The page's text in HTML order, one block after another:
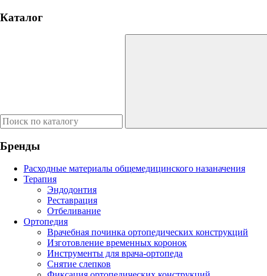
Каталог
Бренды
Расходные материалы общемедицинского назаначения
Терапия
Эндодонтия
Реставрация
Отбеливание
Ортопедия
Врачебная починка ортопедических конструкций
Изготовление временных коронок
Инструменты для врача-ортопеда
Снятие слепков